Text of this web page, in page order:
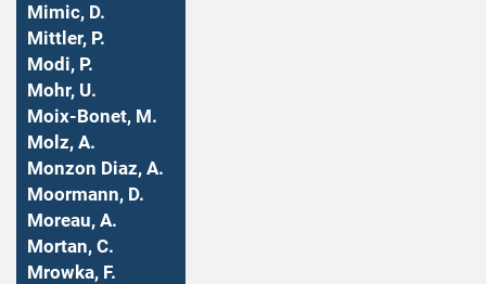
Mimic, D.
Mittler, P.
Modi, P.
Mohr, U.
Moix-Bonet, M.
Molz, A.
Monzon Diaz, A.
Moormann, D.
Moreau, A.
Mortan, C.
Mrowka, F.